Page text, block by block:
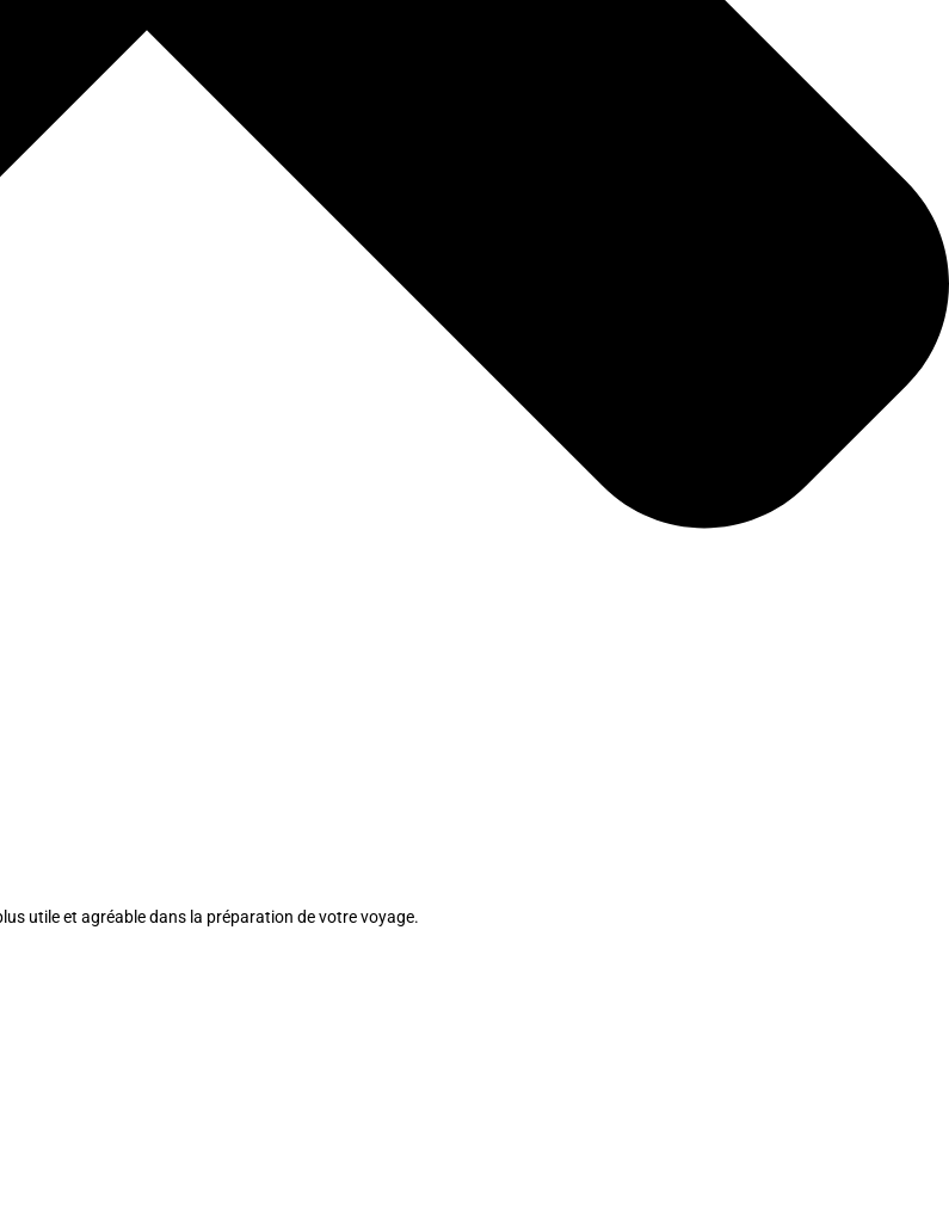
utile et agréable dans la préparation de votre voyage.